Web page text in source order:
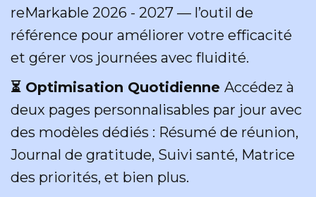
reMarkable 2026 - 2027 — l’outil de
référence pour améliorer votre efficacité
et gérer vos journées avec fluidité.
⏳ Optimisation Quotidienne Accédez à
deux pages personnalisables par jour avec
des modèles dédiés : Résumé de réunion,
Journal de gratitude, Suivi santé, Matrice
des priorités, et bien plus.